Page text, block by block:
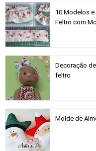
10 Modelos
Feltro com
Decoração
feltro
Molde de